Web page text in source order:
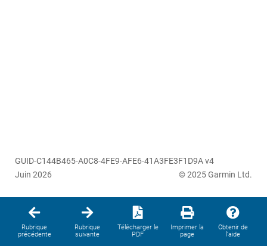
GUID-C144B465-A0C8-4FE9-AFE6-41A3FE3F1D9A v4
Juin 2026
© 2025 Garmin Ltd.
Rubrique
précédente
Rubrique
suivante
Télécharger le
PDF
Imprimer la
page
Obtenir de
l'aide